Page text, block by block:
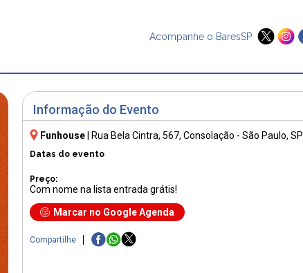
Acompanhe o BaresSP
Informação do Evento
Funhouse Rua Bela Cintra, 567, Consolação - São Paulo, SP
Datas do evento
Preço:
Com nome na lista entrada grátis!
Marcar no Google Agenda
Compartilhe